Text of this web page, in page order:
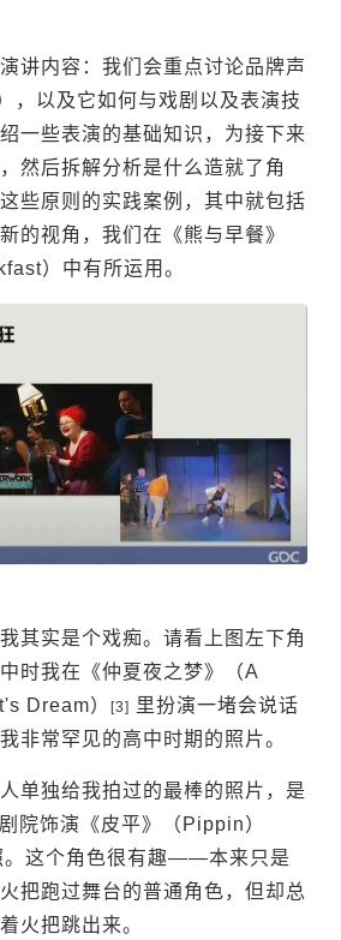
讲内容：我们会重点讨论品牌声
，以及它如何与戏剧以及表演技
一些表演的基础知识，为接下来
然后拆解分析是什么造就了角
些原则的实践案例，其中就包括
的视角，我们在《熊与早餐》
）中有所运用。
其实是个戏痴。请看上图左下角
时我在《仲夏夜之梦》（A
Dream）
[3]
里扮演一堵会说话
非常罕见的高中时期的照片。
单独给我拍过的最棒的照片，是
院饰演《皮平》（Pippin）
。这个角色很有趣——本来只是
把跑过舞台的普通角色，但却总
火把跳出来。